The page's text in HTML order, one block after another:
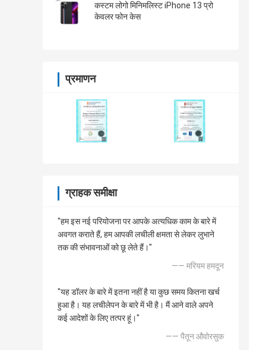
कस्टम लोगो मिनिमलिस्ट iPhone 13 प्रो
केवलर फोन केस
प्रमाणन
ग्राहक समीक्षा
"हम इस नई परियोजना पर आपके अत्यधिक काम के बारे में
अवगत कराते हैं, हम आपकी लचीली क्षमता से लेकर लुभाने
तक की संभावनाओं को छू लेते हैं।"
—— मरियम हमदून
"यह डॉलर के बारे में इतना नहीं है या कुछ समय कितना खर्च
हुआ है। यह लचीलेपन के बारे में भी है। मैं आने वाले अपने
कई आदेशों के लिए तत्पर हूं।"
—— पैतून औवोरसुक